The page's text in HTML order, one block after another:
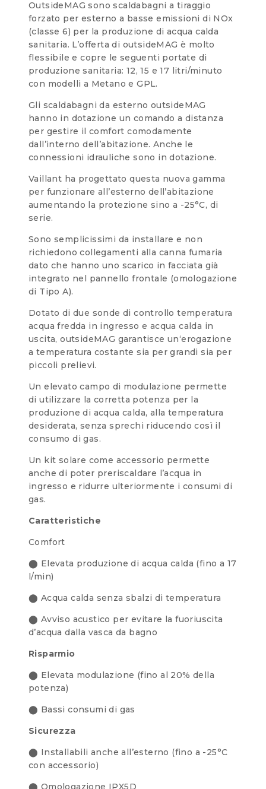
OutsideMAG sono scaldabagni a tiraggio
forzato per esterno a basse emissioni di NOx
(classe 6) per la produzione di acqua calda
sanitaria. L’offerta di outsideMAG è molto
flessibile e copre le seguenti portate di
produzione sanitaria: 12, 15 e 17 litri/minuto
con modelli a Metano e GPL.
Gli scaldabagni da esterno outsideMAG
hanno in dotazione un comando a distanza
per gestire il comfort comodamente
dall’interno dell’abitazione. Anche le
connessioni idrauliche sono in dotazione.
Vaillant ha progettato questa nuova gamma
per funzionare all’esterno dell’abitazione
aumentando la protezione sino a -25°C, di
serie.
Sono semplicissimi da installare e non
richiedono collegamenti alla canna fumaria
dato che hanno uno scarico in facciata già
integrato nel pannello frontale (omologazione
di Tipo A).
Dotato di due sonde di controllo temperatura
acqua fredda in ingresso e acqua calda in
uscita, outsideMAG garantisce un‘erogazione
a temperatura costante sia per grandi sia per
piccoli prelievi.
Un elevato campo di modulazione permette
di utilizzare la corretta potenza per la
produzione di acqua calda, alla temperatura
desiderata, senza sprechi riducendo così il
consumo di gas.
Un kit solare come accessorio permette
anche di poter preriscaldare l’acqua in
ingresso e ridurre ulteriormente i consumi di
gas.
Caratteristiche
Comfort
⬤ Elevata produzione di acqua calda (fino a 17
l/min)
⬤ Acqua calda senza sbalzi di temperatura
⬤ Avviso acustico per evitare la fuoriuscita
d’acqua dalla vasca da bagno
Risparmio
⬤ Elevata modulazione (fino al 20% della
potenza)
⬤ Bassi consumi di gas
Sicurezza
⬤ Installabili anche all’esterno (fino a -25°C
con accessorio)
⬤ Omologazione IPX5D